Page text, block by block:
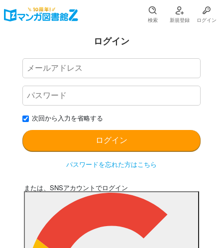
検索 新規登録 ログイン
ログイン
次回から入力を省略する
パスワードを忘れた方はこちら
または、SNSアカウントでログイン